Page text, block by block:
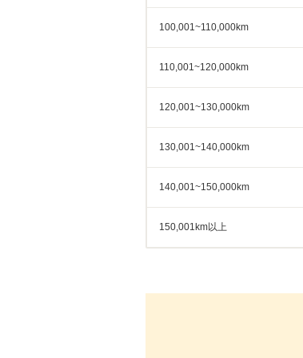
100,001~110,000km
110,001~120,000km
120,001~130,000km
130,001~140,000km
140,001~150,000km
150,001km以上